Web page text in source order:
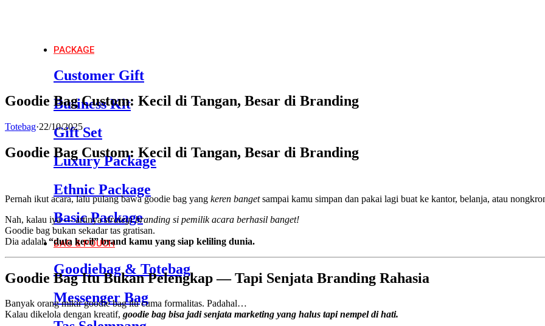
PACKAGE
Customer Gift
Business Kit
Gift Set
Luxury Package
Ethnic Package
Basic Package
BAG & POUCH
Goodiebag & Totebag
Messenger Bag
Goodie Bag Custom: Kecil di Tangan, Besar di Branding
Totebag·22/10/2025
Goodie Bag Custom: Kecil di Tangan, Besar di Branding
Pernah ikut acara, lalu pulang bawa goodie bag yang keren bangetsampai kamu simpan dan pakai lagi buat ke kantor, belanja, atau
Nah, kalau iya — artinyastrategi branding si pemilik acara berhasil banget!
Goodie bag bukan sekadar tas gratisan.
Dia adalah“duta kecil” brand kamu yang siap keliling dunia.
Goodie Bag Itu Bukan Pelengkap — Tapi Senjata Branding Rahasia
Banyak orang mikir goodie bag itu cuma formalitas. Padahal…
Kalau dikelola dengan kreatif, goodie bag bisa jadi senjata marketing yang halus tapi nempel di hati.